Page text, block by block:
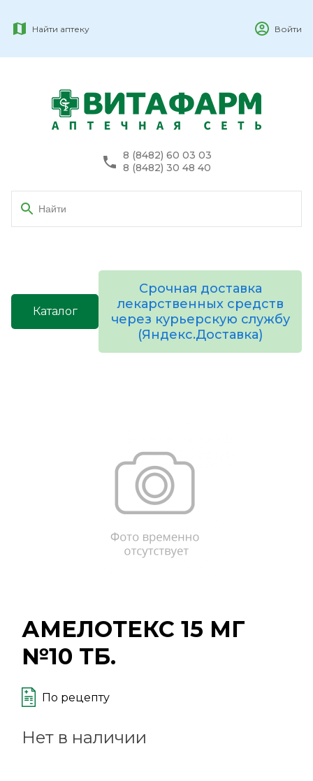
Найти аптеку Войти
8 (8482) 60 03 03
8 (8482) 30 48 40
Каталог
Срочная доставка
лекарственных средств
через курьерскую службу
(Яндекс.Доставка)
АМЕЛОТЕКС 15 МГ
№10 ТБ.
По рецепту
Нет в наличии